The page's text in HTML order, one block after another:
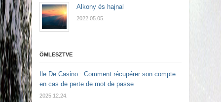
Alkony és hajnal
2022.05.05.
ÖMLESZTVE
Ile De Casino : Comment récupérer son compte
en cas de perte de mot de passe
2025.12.24.